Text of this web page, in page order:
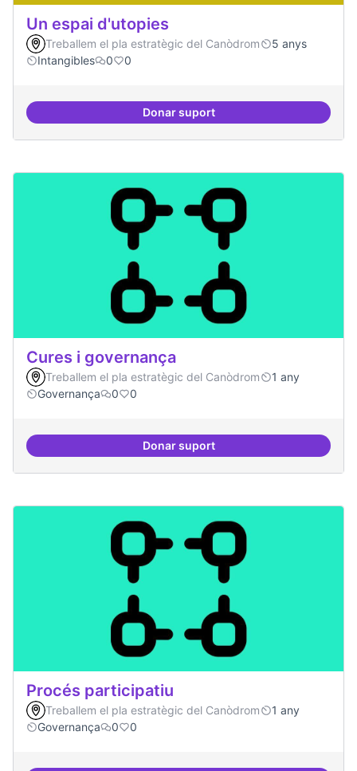
Un espai d'utopies
Treballem el pla estratègic del Canòdrom
5 anys
Intangibles
0 0
Donar suportUn espai d'utopies
Cures i governança
Treballem el pla estratègic del Canòdrom
1 any
Governança
0 0
Donar suportCures i governança
Procés participatiu
Treballem el pla estratègic del Canòdrom
1 any
Governança
0 0